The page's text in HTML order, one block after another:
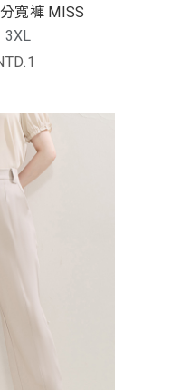
寬褲 MISS
3XL